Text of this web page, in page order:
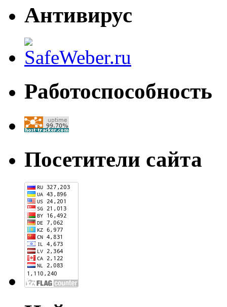
Антивирус
Работоспособность
Посетители сайта